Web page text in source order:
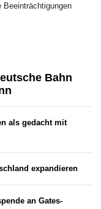
Beeinträchtigungen
Bahn
als gedacht mit
expandieren
an Gates-